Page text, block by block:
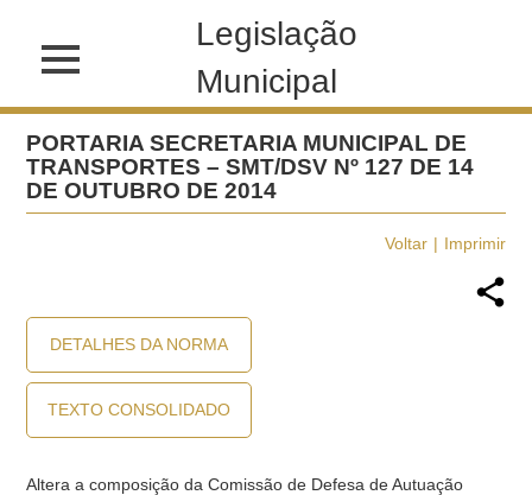
Legislação
Municipal
PORTARIA SECRETARIA MUNICIPAL DE
TRANSPORTES – SMT/DSV Nº 127 DE 14
DE OUTUBRO DE 2014
Voltar Imprimir
DETALHES DA NORMA
TEXTO CONSOLIDADO
Altera a composição da Comissão de Defesa de Autuação 